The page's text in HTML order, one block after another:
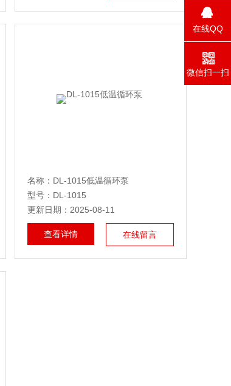
名称：DL-1015低温循环泵
型号：DL-1015
更新日期：2025-08-11
查看详情 在线留言
在线QQ
微信扫一扫